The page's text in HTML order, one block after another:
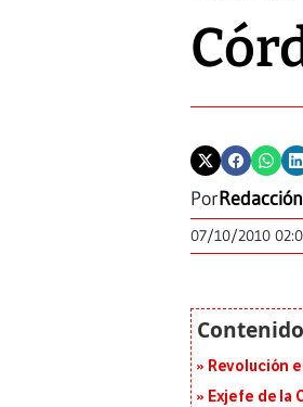
Por
07/10/2010
Revolución
Exjefe de la